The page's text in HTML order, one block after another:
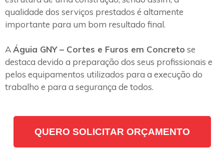
qualidade dos serviços prestados é altamente
importante para um bom resultado final.
AÁguia GNY – Cortes e Furos em Concreto se
destaca devido a preparação dos seus profissionais e
pelos equipamentos utilizados para a execução do
trabalho e para a segurança de todos.
QUERO SOLICITAR ORÇAMENTO